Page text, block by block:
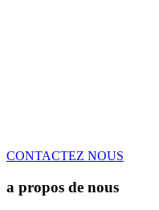
CONTACTEZ NOUS
a propos de nous